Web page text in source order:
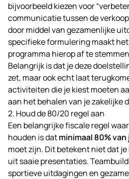
bijvoorbeeld kiezen voor
communicatie tussen de
door middel van gezamenlijke
specifieke formulering maakt
programma hierop af te
Belangrijk is dat je deze
zet, maar ook echt laat
activiteiten die je kiest moeten
aan het behalen van je zakelijke
2. Houd de 80/20 regel aan
Een belangrijke fiscale regel
houden is datminimaal 80%
moet zijn. Dit betekent niet dat
uit saaie presentaties.
sportieve uitdagingen en